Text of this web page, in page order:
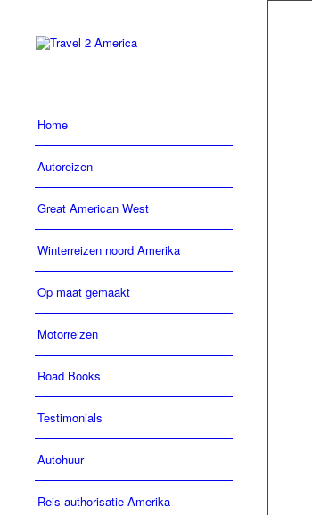
Home
Autoreizen
Great American West
Winterreizen noord Amerika
Op maat gemaakt
Motorreizen
Road Books
Testimonials
Autohuur
Reis authorisatie Amerika